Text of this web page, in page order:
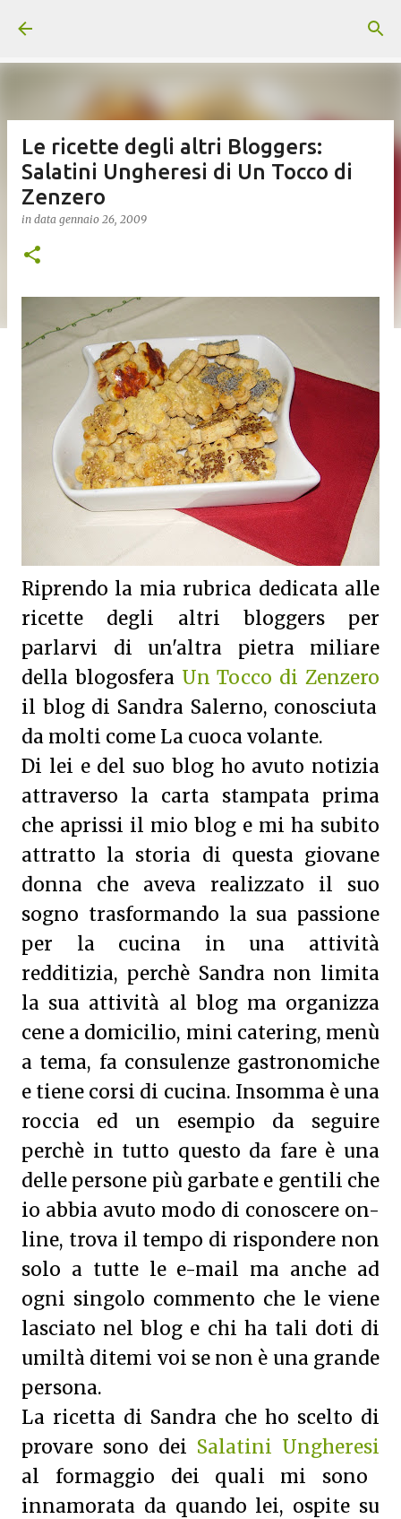
Le ricette degli altri Bloggers:
Salatini Ungheresi di Un Tocco di
Zenzero
in data gennaio 26, 2009
Riprendo la mia rubrica dedicata alle
ricette degli altri bloggers per
parlarvi di un'altra pietra miliare
della blogosfera Un Tocco di Zenzero
il blog di Sandra Salerno, conosciuta
da molti come La cuoca volante.
Di lei e del suo blog ho avuto notizia
attraverso la carta stampata prima
che aprissi il mio blog e mi ha subito
attratto la storia di questa giovane
donna che aveva realizzato il suo
sogno trasformando la sua passione
per la cucina in una attività
redditizia, perchè Sandra non limita
la sua attività al blog ma organizza
cene a domicilio, mini catering, menù
a tema, fa consulenze gastronomiche
e tiene corsi di cucina. Insomma è una
roccia ed un esempio da seguire
perchè in tutto questo da fare è una
delle persone più garbate e gentili che
io abbia avuto modo di conoscere on-
line, trova il tempo di rispondere non
solo a tutte le e-mail ma anche ad
ogni singolo commento che le viene
lasciato nel blog e chi ha tali doti di
umiltà ditemi voi se non è una grande
persona.
La ricetta di Sandra che ho scelto di
provare sono dei Salatini Ungheresi
al formaggio dei quali mi sono
innamorata da quando lei, ospite su